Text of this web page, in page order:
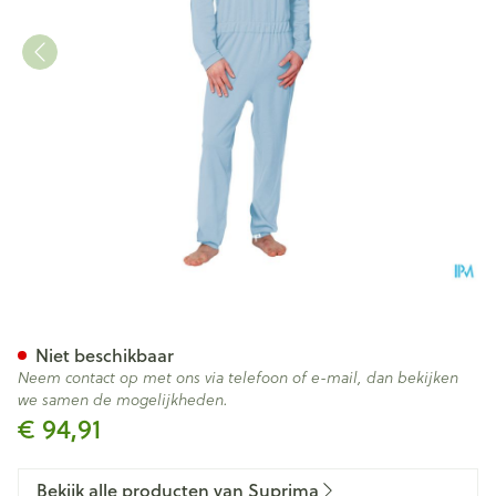
€ 94,91
Niet beschikbaar
Neem contact op met ons via telefoon of e-mail, dan bekijken
we samen de mogelijkheden.
Bekijk alle producten van Suprima